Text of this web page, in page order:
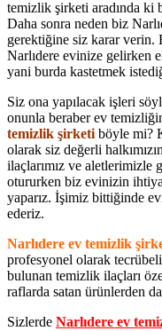
temizlik şirketi aradında ki
Daha sonra neden biz
gerektiğine siz karar
Narlıdere evinize gelirken
yani burda kastetmek
Siz ona yapılacak işleri
onunla beraber ev
temizlik şirketi böyle mi?
olarak siz değerli
ilaçlarımız ve aletlerimizle
otururken biz evinizin
yaparız. İşimiz bittiğinde
ederiz.
Narlıdere ev temizlik
profesyonel olarak
bulunan temizlik ilaçları
raflarda satan ürünlerden
Sizlerde Narlıdere ev